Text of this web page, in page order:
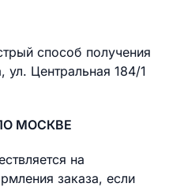
способ получения
ул. Центральная 184/1
МОСКВЕ
на
заказа, если